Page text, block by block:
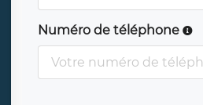
Numéro de téléphone